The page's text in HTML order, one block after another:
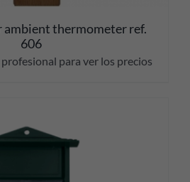
thermometer ref.
606
para ver los precios